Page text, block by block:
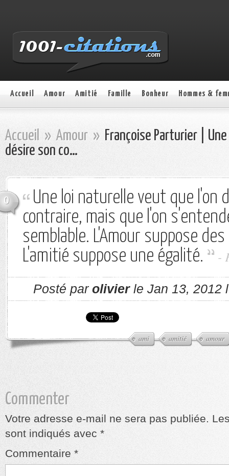
Accueil Amour Amitié Famille Bonheur Hommes &
Accueil » Amour » Françoise Parturier |
désire son co…
0
Une loi naturelle veut que l'on
contraire, mais que l'on
semblable. L'Amour suppose
L'amitié suppose une égalité.
-
Posté par olivierle Jan 13, 2012
ami amitié amour
Commenter
Votre adresse e-mail ne sera pas publiée.
sont indiqués avec *
Commentaire *